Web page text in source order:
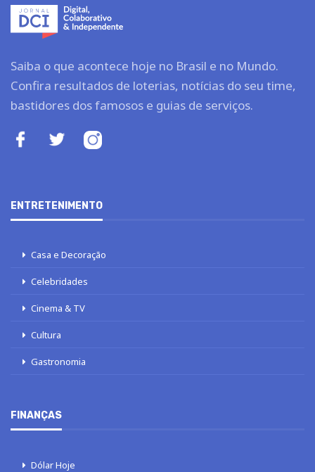
Saiba o que acontece hoje no Brasil e no Mundo.
Confira resultados de loterias, notícias do seu time,
bastidores dos famosos e guias de serviços.
ENTRETENIMENTO
Casa e Decoração
Celebridades
Cinema & TV
Cultura
Gastronomia
FINANÇAS
Dólar Hoje